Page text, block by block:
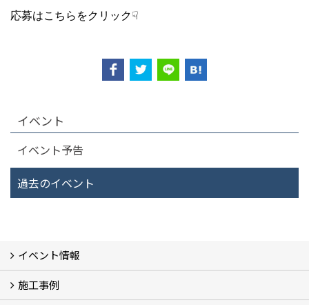
応募はこちらをクリック☟
イベント
イベント予告
過去のイベント
イベント情報
イベント予告
過去のイベント
施工事例